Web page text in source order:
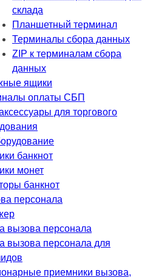
склада
Планшетный терминал
Терминалы сбора данных
ZIP к терминалам сбора
данных
ящики
оплаты СБП
для торгового
банкнот
монет
банкнот
персонала
вызова персонала
вызова персонала для
приемники вызова,